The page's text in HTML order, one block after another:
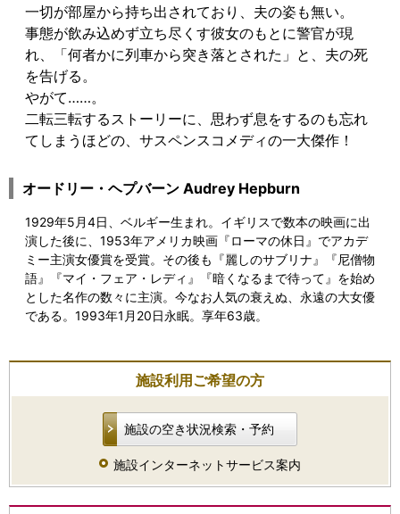
一切が部屋から持ち出されており、夫の姿も無い。
事態が飲み込めず立ち尽くす彼女のもとに警官が現
れ、「何者かに列車から突き落とされた」と、夫の死
を告げる。
やがて……。
二転三転するストーリーに、思わず息をするのも忘れ
てしまうほどの、サスペンスコメディの一大傑作！
オードリー・ヘプバーン Audrey Hepburn
1929年5月4日、ベルギー生まれ。イギリスで数本の映画に出
演した後に、1953年アメリカ映画『ローマの休日』でアカデ
ミー主演女優賞を受賞。その後も『麗しのサブリナ』『尼僧物
語』『マイ・フェア・レディ』『暗くなるまで待って』を始め
とした名作の数々に主演。今なお人気の衰えぬ、永遠の大女優
である。1993年1月20日永眠。享年63歳。
施設利用ご希望の方
施設の空き状況検索・予約
施設インターネットサービス案内